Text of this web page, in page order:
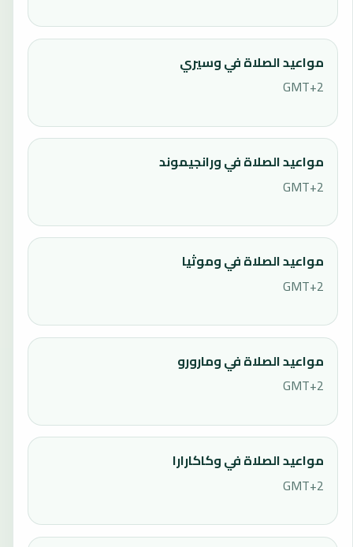
مواعيد الصلاة في وسيري
GMT+2
مواعيد الصلاة في ورانجيموند
GMT+2
مواعيد الصلاة في وموثيا
GMT+2
مواعيد الصلاة في ومارورو
GMT+2
مواعيد الصلاة في وكاكارارا
GMT+2